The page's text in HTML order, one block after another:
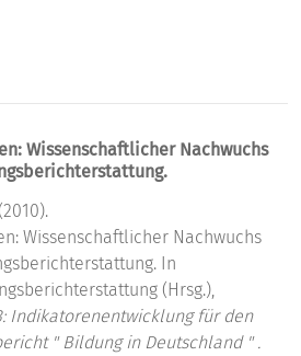
Wissenschaftlicher Nachwuchs
Wissenschaftlicher Nachwuchs
In
(Hrsg.),
Indikatorenentwicklung für den
" Bildung in Deutschland " .